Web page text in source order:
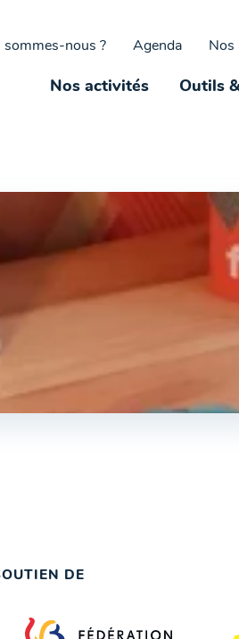
sommes-nous ? Agenda Nos
Nos activités Outils
DE